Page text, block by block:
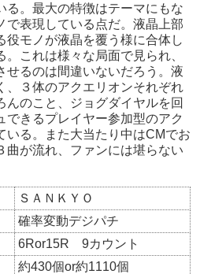
る。最大の特徴はテーマにもな
で表現している点だ。液晶上部
役モノが液晶を覆う様に合体し
これは様々な局面で見られ、
せるのは間違いないだろう。液
、３体のアクエリオンそれぞれ
んのこと、ジョグダイヤルを回
できるプレイヤー参加型のアク
いる。また大当たり中はCMでお
曲が流れ、ファンには堪らない
ＳＡＮＫＹＯ
確率変動デジパチ
6Ror15R 9カウント
約430個or約1110個